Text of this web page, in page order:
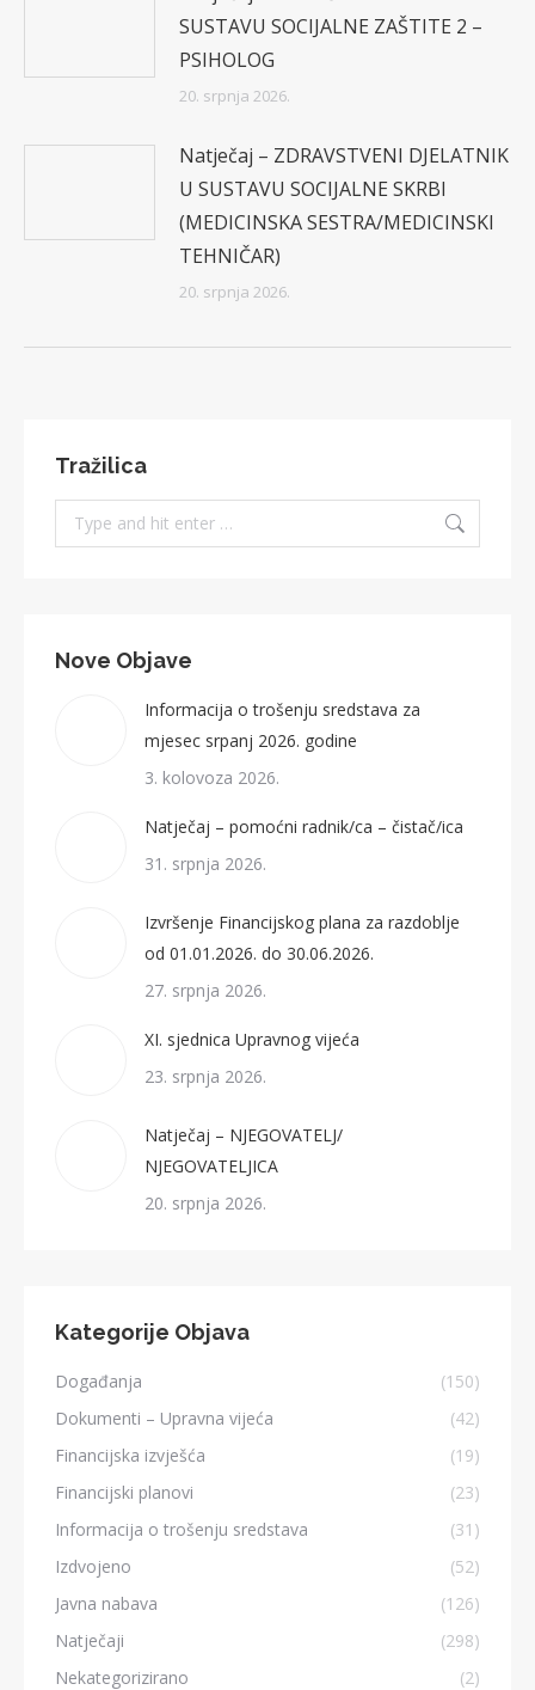
SUSTAVU SOCIJALNE ZAŠTITE 2 –
PSIHOLOG
20. srpnja 2026.
Natječaj – ZDRAVSTVENI DJELATNIK
U SUSTAVU SOCIJALNE SKRBI
(MEDICINSKA SESTRA/MEDICINSKI
TEHNIČAR)
20. srpnja 2026.
Tražilica
Search:
Nove Objave
Informacija o trošenju sredstava za
mjesec srpanj 2026. godine
3. kolovoza 2026.
Natječaj – pomoćni radnik/ca – čistač/ica
31. srpnja 2026.
Izvršenje Financijskog plana za razdoblje
od 01.01.2026. do 30.06.2026.
27. srpnja 2026.
XI. sjednica Upravnog vijeća
23. srpnja 2026.
Natječaj – NJEGOVATELJ/
NJEGOVATELJICA
20. srpnja 2026.
Kategorije Objava
Događanja
(150)
Dokumenti – Upravna vijeća
(42)
Financijska izvješća
(19)
Financijski planovi
(23)
Informacija o trošenju sredstava
(31)
Izdvojeno
(52)
Javna nabava
(126)
Natječaji
(298)
Nekategorizirano
(2)